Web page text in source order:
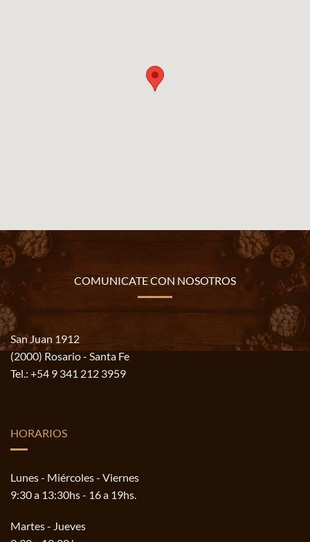
COMUNICATE CON NOSOTROS
San Juan 1912
(2000) Rosario - Santa Fe
Tel.: +54 9 341 212 3959
HORARIOS
Lunes - Miércoles - Viernes
9:30 a 13:30hs - 16 a 19hs.
Martes - Jueves